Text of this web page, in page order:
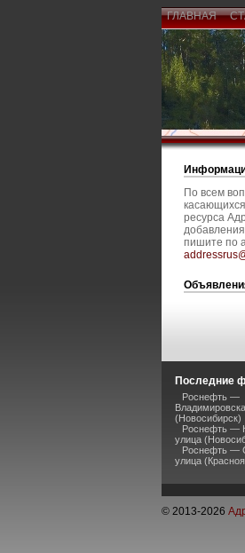
ГЛАВНАЯ
По всем
ресурса
пишите по
Последние
Роснефть —
(Новосибирск)
Роснефть —
улица
Роснефть —
улица
© 2013-2026